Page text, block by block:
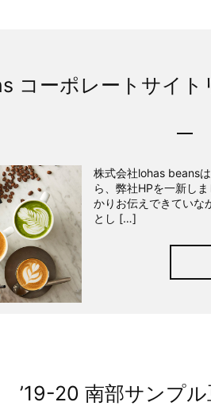
コーポレートサイ
株式会社lohas beans
ら、弊社HPを一新し
かりお伝えできていな
とし […]
’19-20 南部サンプ